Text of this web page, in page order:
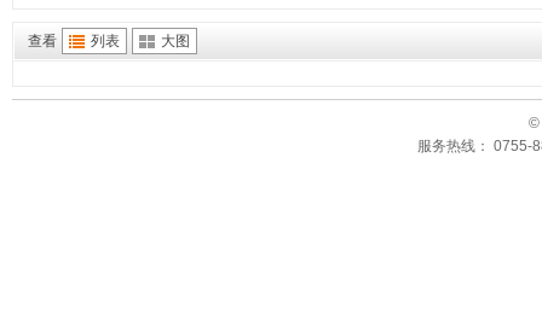
查看 列表 大图
©
服务热线： 0755-